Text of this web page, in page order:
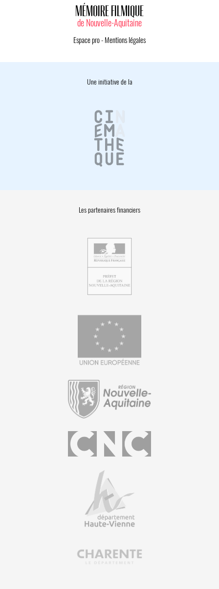
MÉMOIRE FILMIQUE
de Nouvelle-Aquitaine
Espace pro- Mentions légales
Une initiative de la
Les partenaires financiers